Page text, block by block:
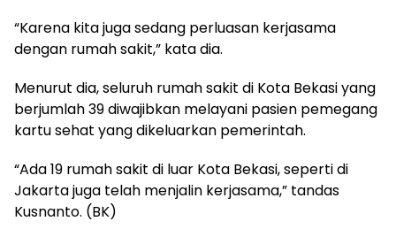
“Karena kita juga sedang perluasan kerjasama
dengan rumah sakit,” kata dia.
Menurut dia, seluruh rumah sakit di Kota Bekasi yang
berjumlah 39 diwajibkan melayani pasien pemegang
kartu sehat yang dikeluarkan pemerintah.
“Ada 19 rumah sakit di luar Kota Bekasi, seperti di
Jakarta juga telah menjalin kerjasama,” tandas
Kusnanto. (BK)